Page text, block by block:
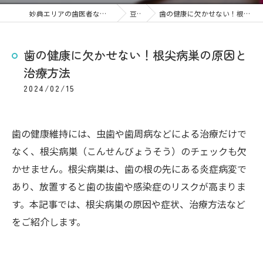
妙典エリアの歯医者なら妙典歯科Nクリニック 豆知識 歯の健康に欠かせない！根尖病巣の原因と治療方法
歯の健康に欠かせない！根尖病巣の原因と
治療方法
2024/02/15
歯の健康維持には、虫歯や歯周病などによる治療だけで
なく、根尖病巣（こんせんびょうそう）のチェックも欠
かせません。根尖病巣は、歯の根の先にある炎症病変で
あり、放置すると歯の抜歯や感染症のリスクが高まりま
す。本記事では、根尖病巣の原因や症状、治療方法など
をご紹介します。